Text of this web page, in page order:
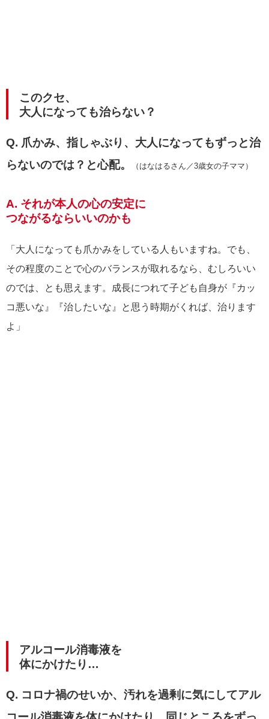
このクセ、
大人になっても治らない？
Q. 爪かみ、指しゃぶり、大人になってもずっと治
らないのでは？と心配。
（はなはるさん／3歳女の子ママ）
A. それが本人の心の安定に
つながるならいいのかも
「大人になっても爪かみをしている人もいますね。でも、
その程度のことで心のバランスが取れるなら、むしろいい
のでは、とも思えます。成長につれて子ども自身が『カッ
コ悪いな』『治したいな』と思う時期がくれば、治ります
よ」
アルコール消毒液を
体にかけたり…
Q. コロナ禍のせいか、汚れを過剰に気にしてアル